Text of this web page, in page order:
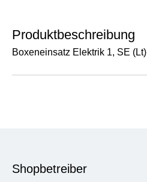
Produktbeschreibung
Boxeneinsatz Elektrik 1, SE (Lt)
Shopbetreiber